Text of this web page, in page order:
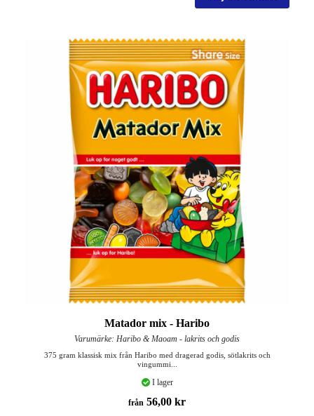
Matador mix - Haribo
Varumärke: Haribo & Maoam - lakrits och godis
375 gram klassisk mix från Haribo med dragerad godis, sötlakrits och
vingummi...
I lager
från 56,00 kr